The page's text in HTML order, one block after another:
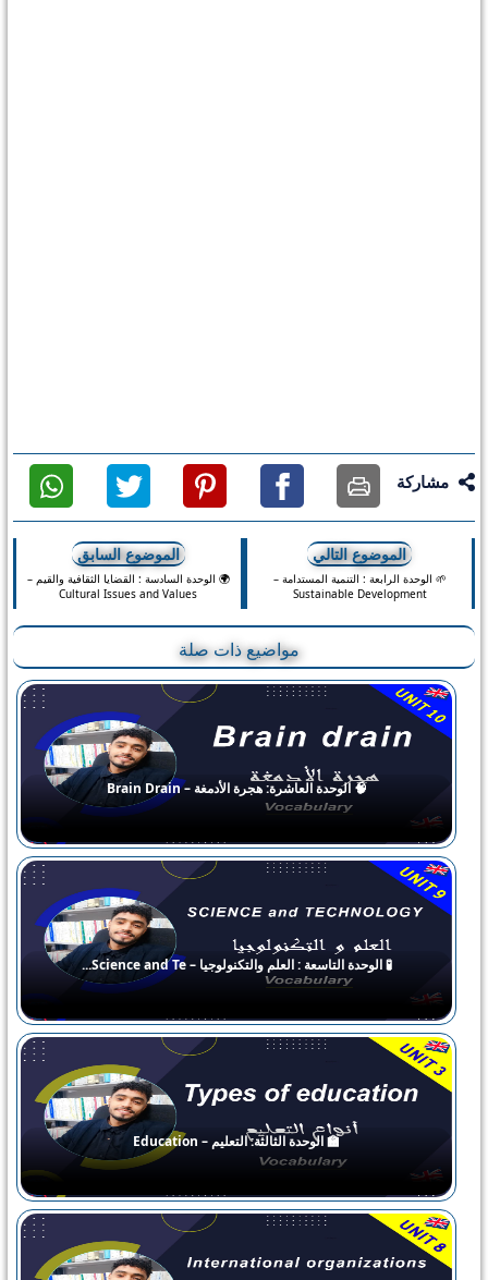
مشاركة
بوك اب
الموضوع التالي
🌱 الوحدة الرابعة : التنمية المستدامة –
Sustainable Development
الموضوع السابق
🌍 الوحدة السادسة : القضايا الثقافية والقيم –
Cultural Issues and Values
مواضيع ذات صلة
🧠 الوحدة العاشرة: هجرة الأدمغة – Brain Drain
🧪 الوحدة التاسعة : العلم والتكنولوجيا – Science and Te...
🏫 الوحدة الثالثة: التعليم – Education